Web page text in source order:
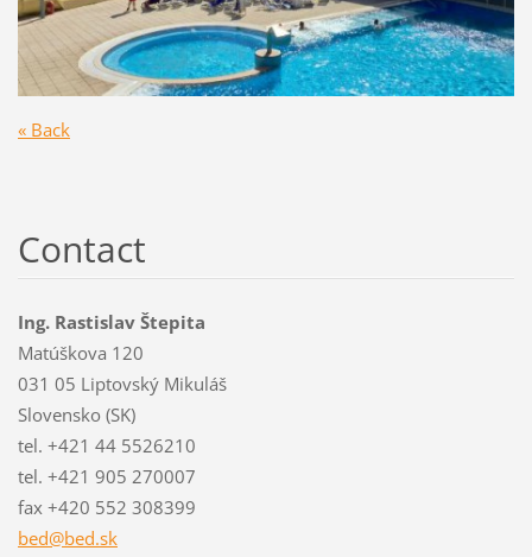
« Back
Contact
Ing. Rastislav Štepita
Matúškova 120
031 05 Liptovský Mikuláš
Slovensko (SK)
tel. +421 44 5526210
tel. +421 905 270007
fax +420 552 308399
bed@bed.sk